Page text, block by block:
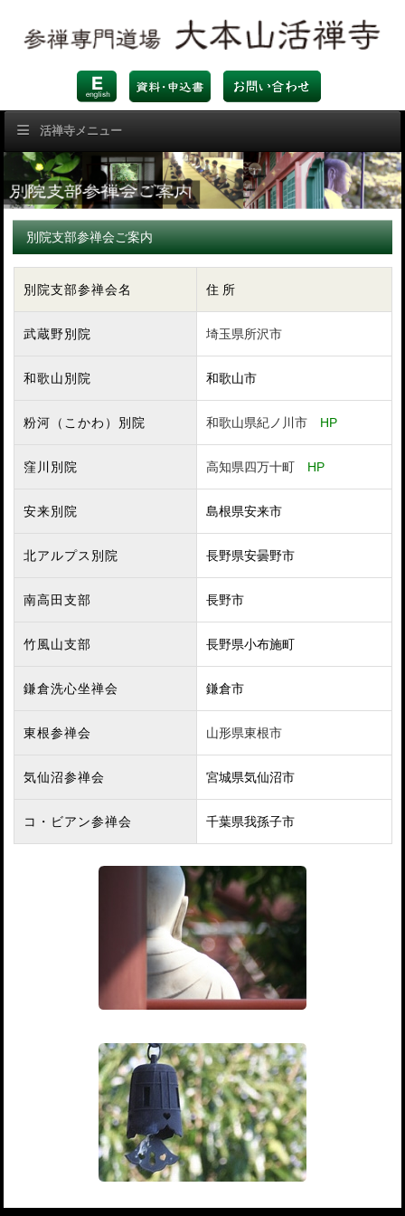
活禅寺メニュー
別院支部参禅会ご案内
別院支部参禅会名 住 所
武蔵野別院 埼玉県所沢市
和歌山別院 和歌山市
粉河（こかわ）別院 和歌山県紀ノ川市 HP
窪川別院 高知県四万十町 HP
安来別院 島根県安来市
北アルプス別院 長野県安曇野市
南高田支部 長野市
竹風山支部 長野県小布施町
鎌倉洗心坐禅会 鎌倉市
東根参禅会 山形県東根市
気仙沼参禅会 宮城県気仙沼市
コ・ビアン参禅会 千葉県我孫子市